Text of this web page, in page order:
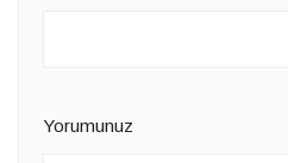
Yorumunuz